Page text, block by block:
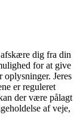
dig fra din
for at give
oplysninger. Jeres
er reguleret
der være pålagt
af veje,